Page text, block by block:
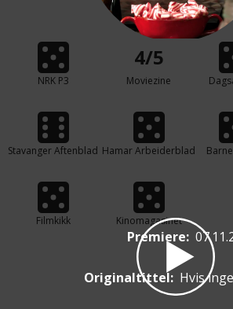
NRK P3
4/5
Moviezine
Stavanger Aftenblad Hamar Arbeiderblad
Filmkikk Kinomagasinet
Premiere:
Originaltittel: Hvis